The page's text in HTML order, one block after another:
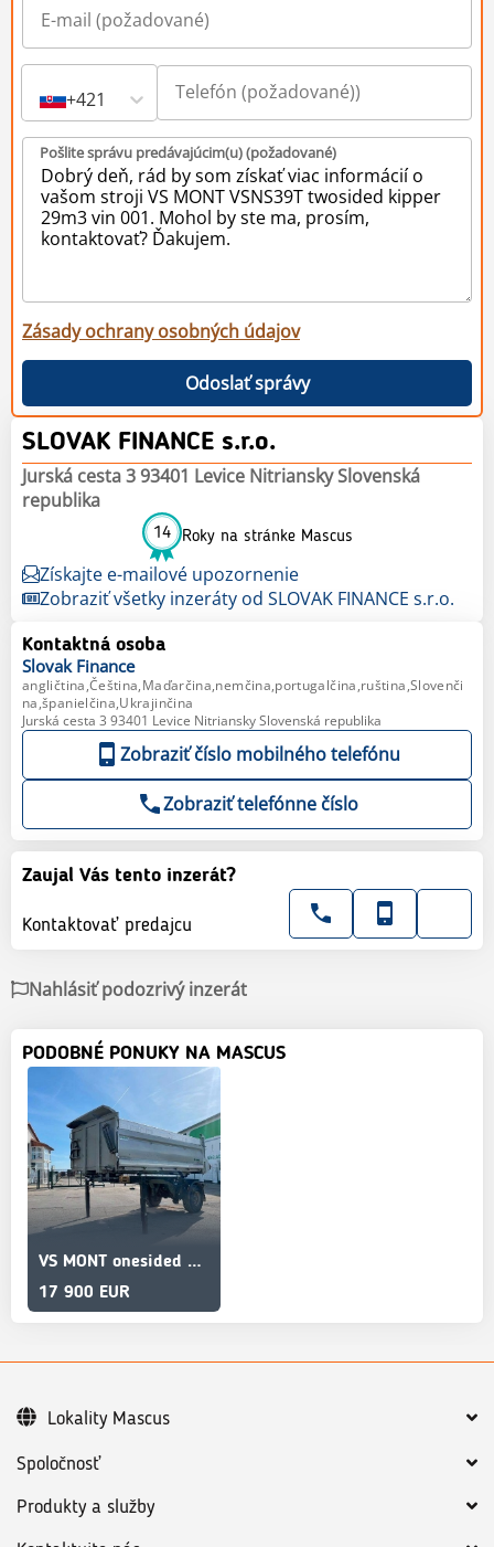
+421
Pošlite správu predávajúcim(u) (požadované)
Zásady ochrany osobných údajov
Odoslať správy
SLOVAK FINANCE s.r.o.
Jurská cesta 3 93401 Levice Nitriansky Slovenská
republika
14 Roky na stránke Mascus
Získajte e-mailové upozornenie
Zobraziť všetky inzeráty od SLOVAK FINANCE s.r.o.
Kontaktná osoba
Slovak Finance
angličtina,Čeština,Maďarčina,nemčina,portugalčina,ruština,Slovenči
na,španielčina,Ukrajinčina
Jurská cesta 3 93401 Levice Nitriansky Slovenská republika
Zobraziť číslo mobilného telefónu
Zobraziť telefónne číslo
Zaujal Vás tento inzerát?
Kontaktovať predajcu
Nahlásiť podozrivý inzerát
PODOBNÉ PONUKY NA MASCUS
VS MONT onesided FE kipper 17m3 vin 014
17 900 EUR
Spoločnosť
Produkty a služby
Lokality Mascus